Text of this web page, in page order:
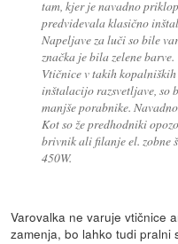
tam, kjer je navadno
predvidevala klasično
Napeljave za luči so bile
značka je bila zelene barve.
Vtičnice v takih
inštalacijo razsvetljave, so
manjše porabnike.
Kot so že predhodniki
brivnik ali filanje el. zobne
450W.
Varovalka ne varuje vtičnice
zamenja, bo lahko tudi pralni